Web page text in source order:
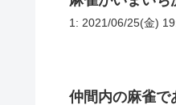
1: 2021/06/25(金)
仲間内の麻雀で